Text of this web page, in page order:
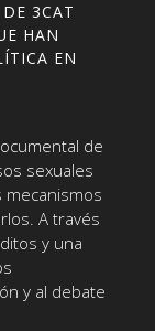
3CAT
HAN
EN
de
sexuales
mecanismos
A través
y una
y al debate